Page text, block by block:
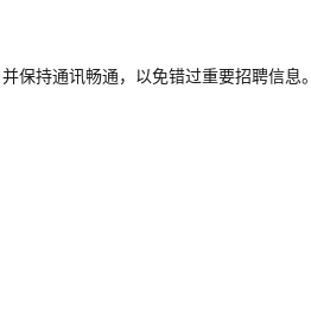
保持通讯畅通，以免错过重要招聘信息。